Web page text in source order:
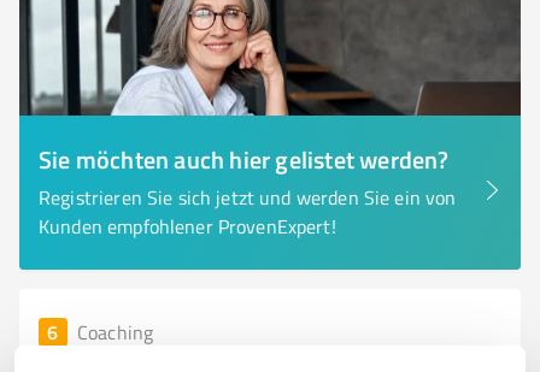
Sie möchten auch hier gelistet werden?
Registrieren Sie sich jetzt und werden Sie ein von
Kunden empfohlener ProvenExpert!
6 Coaching